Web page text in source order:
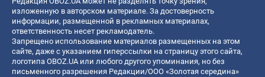
изложенную в авторском материале. За достоверность
информации, размещенной в рекламных материалах,
ответственность несет рекламодатель.
Запрещено использование материалов размещенных на этом
сайте, даже с указанием гиперссылки на страницу этого сайта,
логотипа OBOZ.UA или любого другого упоминания, но без
письменного разрешения Редакции/ООО «Золотая середина»